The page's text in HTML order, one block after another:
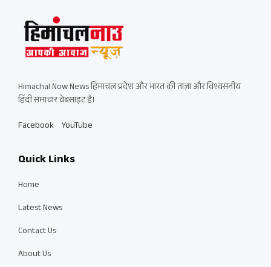
Himachal Now News हिमाचल प्रदेश और भारत की ताज़ा और विश्वसनीय
हिंदी समाचार वेबसाइट है।
Facebook YouTube
Quick Links
Home
Latest News
Contact Us
About Us